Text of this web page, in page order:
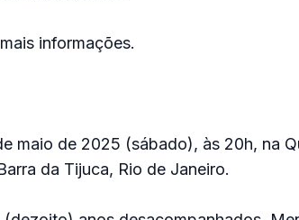
informações.
maio de 2025 (sábado), às 20h, na
da Tijuca, Rio de Janeiro.